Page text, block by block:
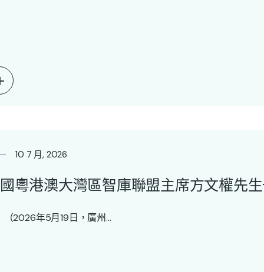
10 7 月, 2026
粵港澳大灣區智庫聯盟主席方文權先
年5月19日，廣州...